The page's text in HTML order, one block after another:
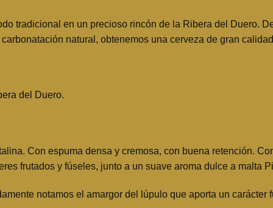
tradicional en un precioso rincón de la Ribera del Duero.
natural, obtenemos una cerveza de gran
del Duero.
Con espuma densa y cremosa, con buena retención.
frutados y fúseles, junto a un suave aroma dulce a malta
notamos el amargor del lúpulo que aporta un carácter